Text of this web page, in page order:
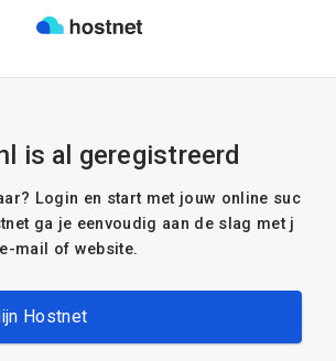
is al geregistreerd
Login en start met jouw online suc
ga je eenvoudig aan de slag met j
mail of website.
Hostnet